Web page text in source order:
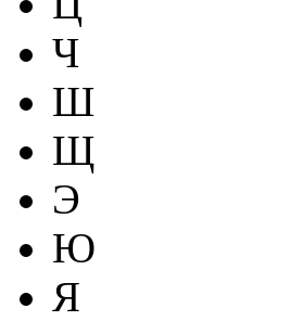
Ч
Ш
Щ
Э
Ю
Я